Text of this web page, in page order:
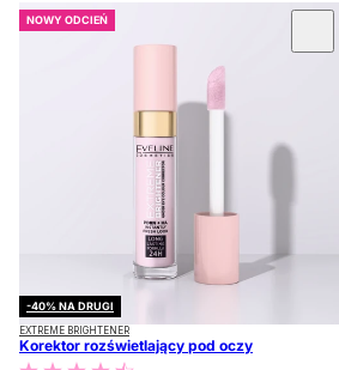
NOWY ODCIEŃ
-40% NA DRUGI
EXTREME BRIGHTENER
Korektor rozświetlający pod oczy